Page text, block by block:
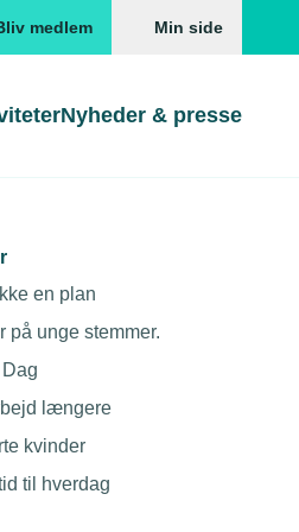
medlem Min side
direkte til
app
Nyheder & presse
en plan
på unge stemmer.
længere
kvinder
til hverdag